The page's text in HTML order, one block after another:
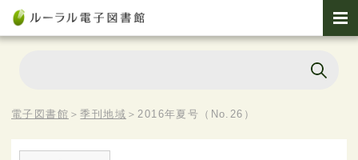
電子図書館 ＞季刊地域 ＞2016年夏号（No.26）